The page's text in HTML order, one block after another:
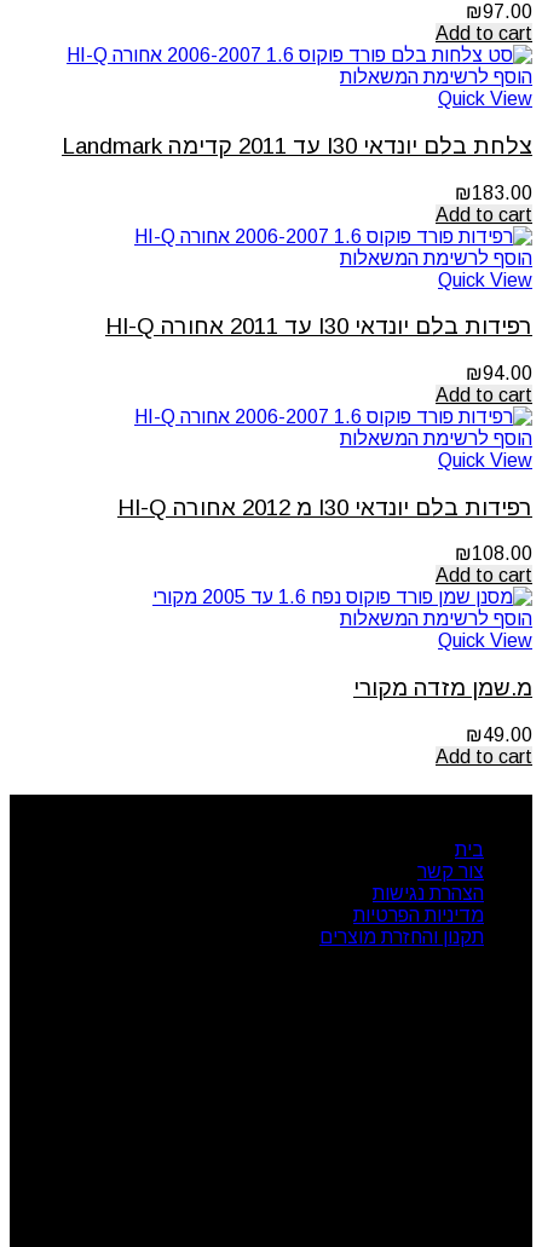
₪97.00
Add to cart
הוסף לרשימת המשאלות
Quick View
צלחת בלם יונדאי I30 עד 2011 קדימה Landmark
₪183.00
Add to cart
הוסף לרשימת המשאלות
Quick View
רפידות בלם יונדאי I30 עד 2011 אחורה HI-Q
₪94.00
Add to cart
הוסף לרשימת המשאלות
Quick View
רפידות בלם יונדאי I30 מ 2012 אחורה HI-Q
₪108.00
Add to cart
הוסף לרשימת המשאלות
Quick View
מ.שמן מזדה מקורי
₪49.00
Add to cart
בית
צור קשר
הצהרת נגישות
מדיניות הפרטיות
תקנון והחזרת מוצרים